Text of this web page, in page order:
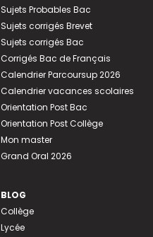
Sujets Probables Bac
Sujets corrigés Brevet
Sujets corrigés Bac
Corrigés Bac de Français
Calendrier Parcoursup 2026
Calendrier vacances scolaires
Orientation Post Bac
Orientation Post Collège
Mon master
Grand Oral 2026
BLOG
Collège
Lycée